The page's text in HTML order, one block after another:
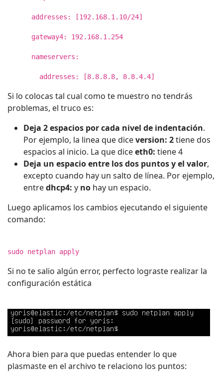
addresses: [192.168.1.10/24]
gateway4: 192.168.1.254
nameservers:
addresses: [8.8.8.8, 8.8.4.4]
Si lo colocas tal cual como te muestro no tendrás
problemas, el truco es:
Deja 2 espacios por cada nivel de indentación.
Por ejemplo, la linea que diceversion: 2tiene dos
espacios al inicio. La que diceeth0: tiene 4
Deja un espacio entre los dos puntos y el valor,
excepto cuando hay un salto de línea. Por ejemplo,
entredhcp4: y no hay un espacio.
Luego aplicamos los cambios ejecutando el siguiente
comando:
sudo netplan apply
Si no te salio algún error, perfecto lograste realizar la
configuración estática
Ahora bien para que puedas entender lo que
plasmaste en el archivo te relaciono los puntos: